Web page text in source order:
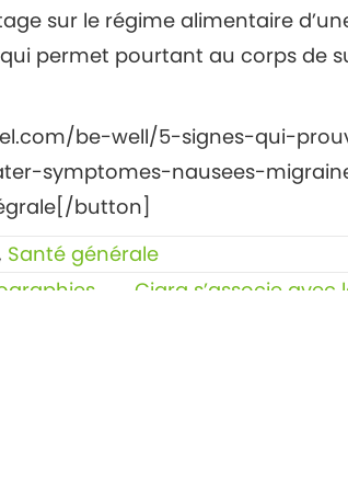
sur le régime alimentaire
permet pourtant au corps de
be-well/5-signes-qui-
symptomes-nausees-
button]
Santé générale
Ciara s’associe